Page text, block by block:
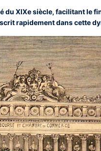
XIXe siècle, facilitant le
rapidement dans cette